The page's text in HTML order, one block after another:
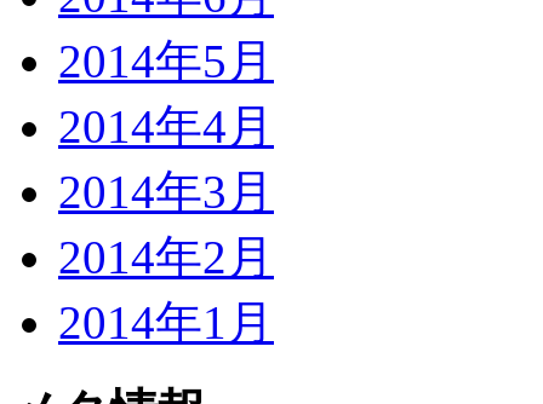
2014年5月
2014年4月
2014年3月
2014年2月
2014年1月